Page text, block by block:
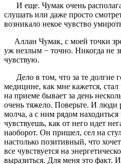
И еще. Чумак очень
слушать или даже просто
возникало некое чувство
Аллан Чумак, с моей точки
уж незлым − точно. Никогда не
чувствую.
Дело в том, что за те долгие
медицине, как мне кажется,
на приеме бывает за день
очень тяжело. Поверьте. И
молча, а с ним рядом
чувствуешь, как от него идет
наоборот. Он пришел, сел на
настолько позитивный, что
все чувствуется на
выразиться. Для меня это факт.